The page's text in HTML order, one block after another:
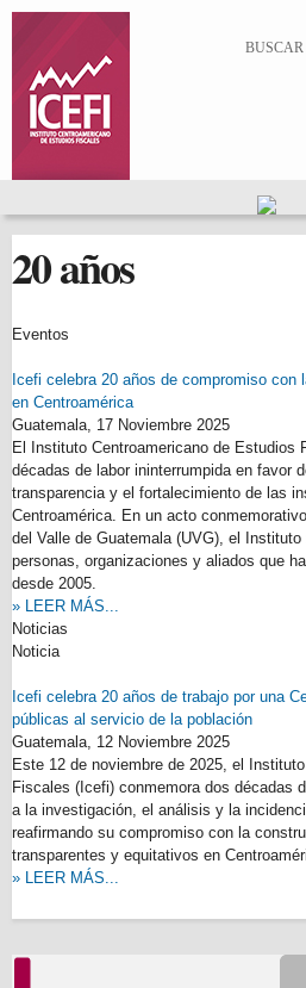
principal
20 años
Eventos
Icefi celebra 20 años de compromiso
en Centroamérica
Guatemala, 17 Noviembre 2025
El Instituto Centroamericano de Estudios
décadas de labor ininterrumpida en favor
transparencia y el fortalecimiento de las
Centroamérica. En un acto
del Valle de Guatemala (UVG), el
personas, organizaciones y aliados que
desde 2005.
» LEER MÁS...
Noticias
Noticia
Icefi celebra 20 años de trabajo por una
públicas al servicio de la población
Guatemala, 12 Noviembre 2025
Este 12 de noviembre de 2025, el
Fiscales (Icefi) conmemora dos décadas
a la investigación, el análisis y la
reafirmando su compromiso con la
transparentes y equitativos en
» LEER MÁS...